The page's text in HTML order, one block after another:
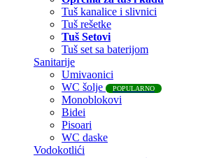
Tuš kanalice i slivnici
Tuš rešetke
Tuš Setovi
Tuš set sa baterijom
Sanitarije
Umivaonici
WC šolje
POPULARNO
Monoblokovi
Bidei
Pisoari
WC daske
Vodokotlići